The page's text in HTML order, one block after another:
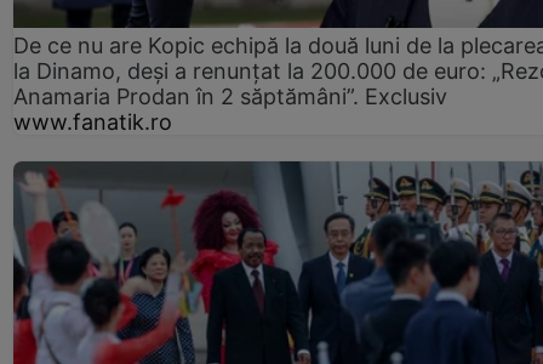
De ce nu are Kopic echipă la două luni de la
la Dinamo, deși a renunțat la 200.000 de euro:
Anamaria Prodan în 2 săptămâni”. Exclusiv
www.fanatik.ro